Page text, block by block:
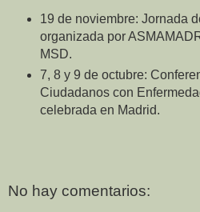
19 de noviembre: Jornada
organizada por
MSD.
7, 8 y 9 de octubre:
Ciudadanos con
celebrada en Madrid.
No hay comentarios: